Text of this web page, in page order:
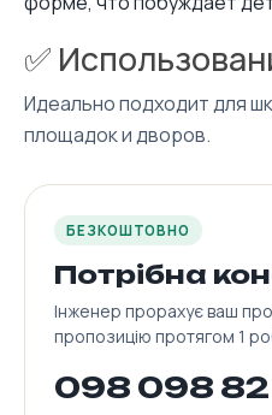
✅
Идеально подходит для
площадок и дворов.
БЕЗКОШТОВНО
Потрібна
Інженер прорахує ваш
пропозицію протягом 1
098 098